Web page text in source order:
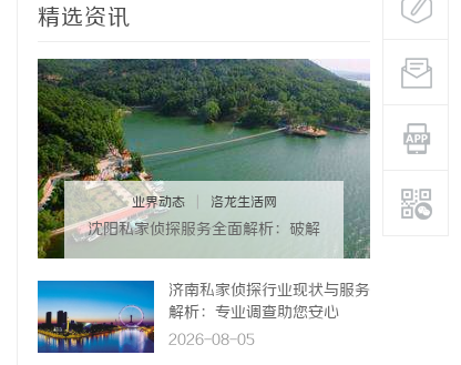
精选资讯
业界动态 洛龙生活网
沈阳私家侦探服务全面解析：破解
济南私家侦探行业现状与服务
解析：专业调查助您安心
2026-08-05